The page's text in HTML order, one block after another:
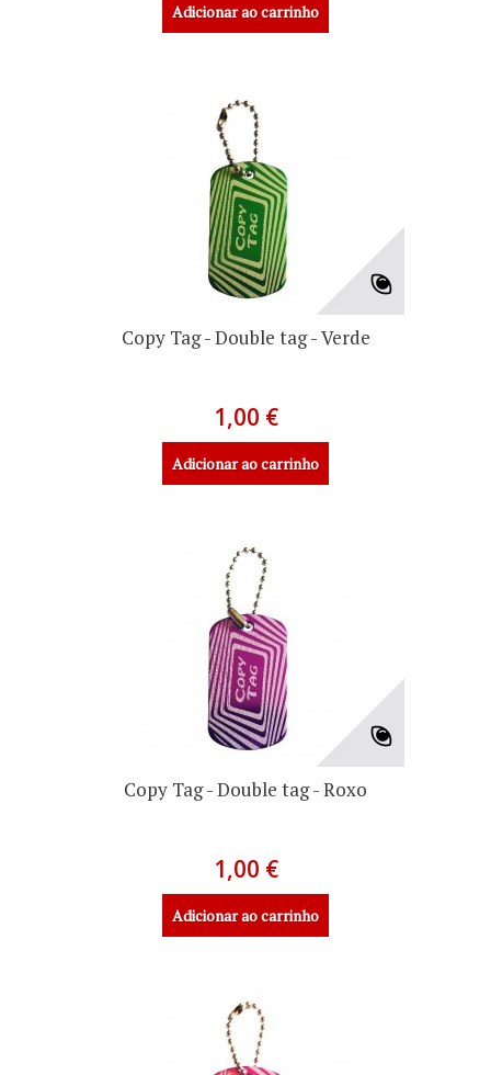
Adicionar ao carrinho
Copy Tag - Double tag - Verde
1,00 €
Adicionar ao carrinho
Copy Tag - Double tag - Roxo
1,00 €
Adicionar ao carrinho